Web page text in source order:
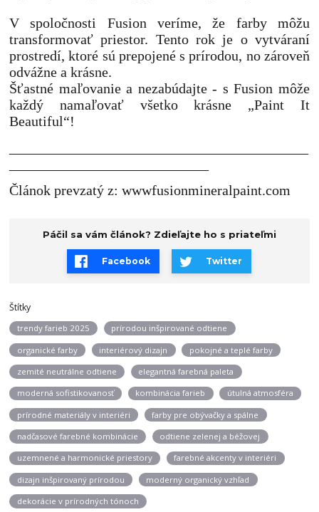
V spoločnosti Fusion veríme, že farby môžu
transformovať priestor. Tento rok je o vytváraní
prostredí, ktoré sú prepojené s prírodou, no zároveň
odvážne a krásne.
Šťastné maľovanie a nezabúdajte - s Fusion môže
každý namaľovať všetko krásne „Paint It
Beautiful“!
Článok prevzatý z: wwwfusionmineralpaint.com
Páčil sa vám článok? Zdieľajte ho s priateľmi
Facebook Twitter
Štítky
trendy farieb 2025 prírodou inšpirované odtiene
organické farby interiérový dizajn pokojné a teplé farby
zemité neutrálne odtiene elegantná farebná paleta
moderná sofistikovanosť kombinácia farieb útulná atmosféra
prírodné materiály v interiéri farby pre obývačky a spálne
nadčasové farebné kombinácie odtiene zelenej a béžovej
uzemnené a harmonické priestory farebné akcenty v interiéri
dizajn inšpirovaný prírodou moderný organický vzhľad
dekorácie v prírodných tónoch